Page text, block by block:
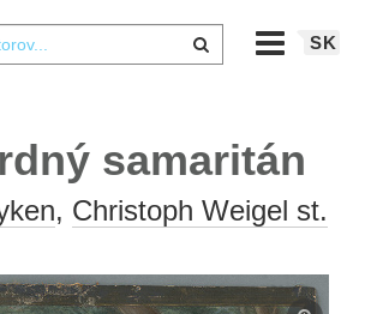
SK
samaritán
, Christoph Weigel st.